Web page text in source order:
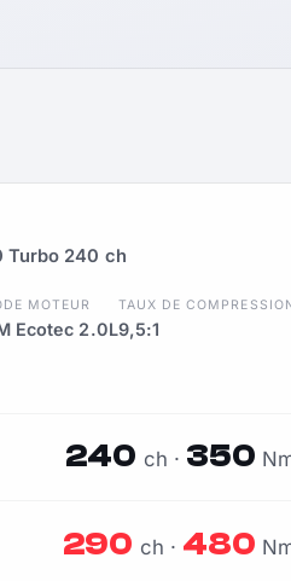
Turbo 240 ch
MOTEUR
Ecotec 2.0L
TAUX DE
9,5:1
240 ch · 350
290 ch · 480